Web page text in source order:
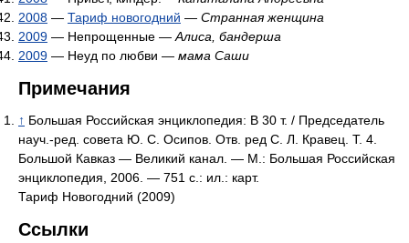
2008 — Тариф новогодний — Странная женщина
2009 — Непрощенные — Алиса, бандерша
2009 — Неуд по любви — мама Саши
Примечания
↑ Большая Российская энциклопедия: В 30 т. / Председатель
науч.-ред. совета Ю. С. Осипов. Отв. ред С. Л. Кравец. Т. 4.
Большой Кавказ — Великий канал. — М.: Большая Российская
энциклопедия, 2006. — 751 с.: ил.: карт.
Тариф Новогодний (2009)
Ссылки